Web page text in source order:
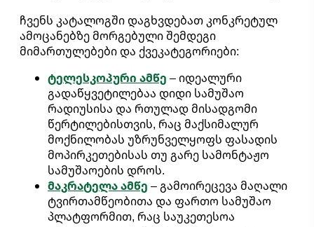
ჩვენს კატალოგში დაგხვდებათ კონკრეტულ
ამოცანებზე მორგებული შემდეგი
მიმართულებები და ქვეკატეგორიები:
ტელესკოპური ამწე – იდეალური
გადაწყვეტილებაა დიდი სამუშაო
რადიუსისა და რთულად მისადგომი
წერტილებისთვის, რაც მაქსიმალურ
მოქნილობას უზრუნველყოფს ფასადის
მოპირკეთებისას თუ გარე სამონტაჟო
სამუშაოების დროს.
მაკრატელა ამწე – გამოირეცევა მაღალი
ტვირთამწეობითა და ფართო სამუშაო
პლატფორმით, რაც საუკეთესოა